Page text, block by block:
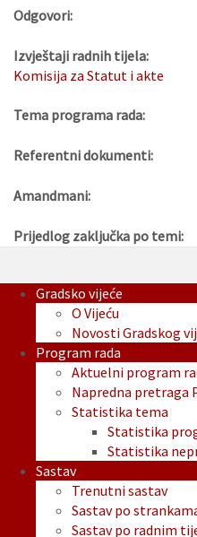
Odgovori:
Izvještaji radnih tijela:
Komisija za Statut i akte
Tema programa rada:
Referentni dokumenti:
Amandmani:
Prijedlog zaključka po temi:
Gradsko vijeće
O Vijeću
Novosti Gradskog
Program rada
Aktuelni program
Napredna pretraga
Statistika tema
Statistika
Statistika
Sastav
Trenutni sastav
Sastav po
Sastav po radnim